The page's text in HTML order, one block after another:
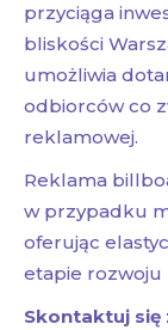
przyciąga
bliskości
umożliwia
odbiorców co
reklamowej.
Reklama
w przypadku
oferując
etapie rozwoju
Skontaktuj się